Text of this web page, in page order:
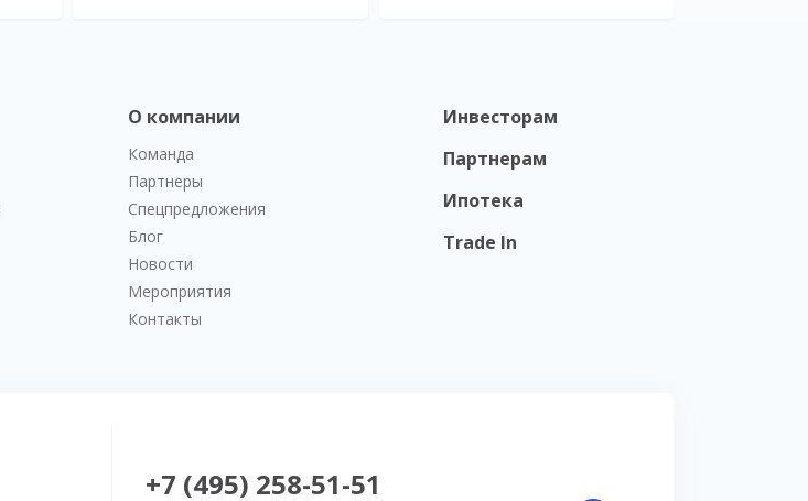
О компании
Команда
Партнеры
Спецпредложения
Блог
Новости
Мероприятия
Контакты
Инвесторам
Партнерам
Ипотека
Trade In
+7 (495) 258-51-51